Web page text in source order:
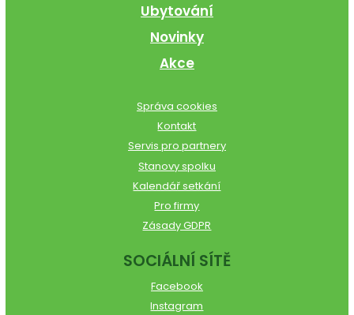
Ubytování
Novinky
Akce
Správa cookies
Kontakt
Servis pro partnery
Stanovy spolku
Kalendář setkání
Pro firmy
Zásady GDPR
SOCIÁLNÍ SÍTĚ
Facebook
Instagram